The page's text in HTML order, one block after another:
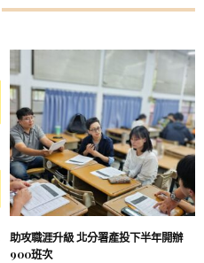
助攻職涯升級 北分署產投下半年開辦
900班次